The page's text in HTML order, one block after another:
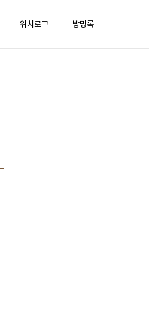
위치로그 방명록